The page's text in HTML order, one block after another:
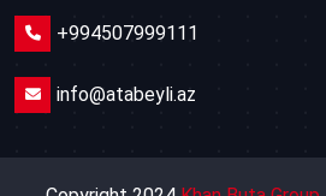
+994507999111
info@atabeyli.az